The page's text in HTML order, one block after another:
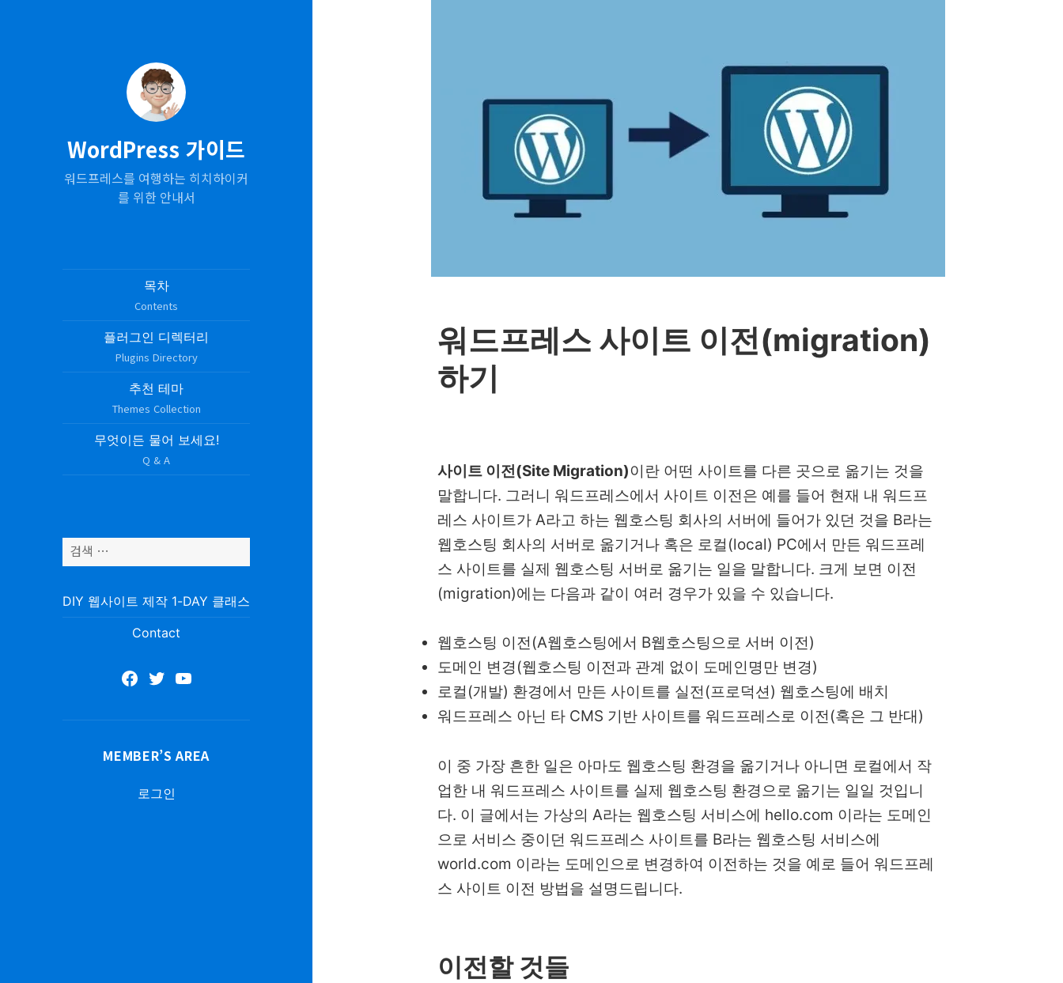
WordPress 가이드
워드프레스를 여행하는 히치하이커
를 위한 안내서
목차
Contents
플러그인 디렉터리
Plugins Directory
추천 테마
Themes Collection
무엇이든 물어 보세요!
Q & A
검
색
DIY 웹사이트 제작 1-DAY 클래스
Contact
Facebook
TwitterYouTube
MEMBER’S AREA
로그인
워드프레스 사이트 이전(migration)
하기
사이트 이전(Site Migration)이란 어떤 사이트를 다른 곳으로 옮기는 것을
말합니다. 그러니 워드프레스에서 사이트 이전은 예를 들어 현재 내 워드프
레스 사이트가 A라고 하는 웹호스팅 회사의 서버에 들어가 있던 것을 B라는
웹호스팅 회사의 서버로 옮기거나 혹은 로컬(local) PC에서 만든 워드프레
스 사이트를 실제 웹호스팅 서버로 옮기는 일을 말합니다. 크게 보면 이전
(migration)에는 다음과 같이 여러 경우가 있을 수 있습니다.
웹호스팅 이전(A웹호스팅에서 B웹호스팅으로 서버 이전)
도메인 변경(웹호스팅 이전과 관계 없이 도메인명만 변경)
로컬(개발) 환경에서 만든 사이트를 실전(프로덕션) 웹호스팅에 배치
워드프레스 아닌 타 CMS 기반 사이트를 워드프레스로 이전(혹은 그 반대)
이 중 가장 흔한 일은 아마도 웹호스팅 환경을 옮기거나 아니면 로컬에서 작
업한 내 워드프레스 사이트를 실제 웹호스팅 환경으로 옮기는 일일 것입니
다. 이 글에서는 가상의 A라는 웹호스팅 서비스에 hello.com 이라는 도메인
으로 서비스 중이던 워드프레스 사이트를 B라는 웹호스팅 서비스에
world.com 이라는 도메인으로 변경하여 이전하는 것을 예로 들어 워드프레
스 사이트 이전 방법을 설명드립니다.
이전할 것들